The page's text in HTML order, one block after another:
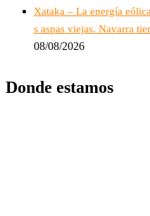
Xataka – La energía
s aspas viejas. Navarra
08/08/2026
Donde estamos